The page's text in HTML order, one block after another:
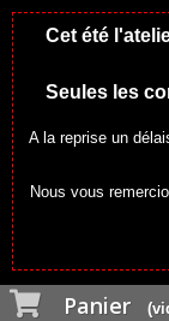
Cet été
Seules les
A la reprise un
Nous vous
Panier